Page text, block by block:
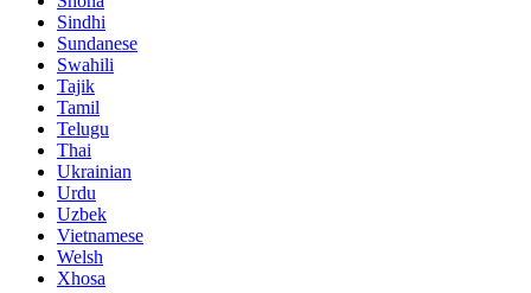
Sindhi
Sundanese
Swahili
Tajik
Tamil
Telugu
Thai
Ukrainian
Urdu
Uzbek
Vietnamese
Welsh
Xhosa